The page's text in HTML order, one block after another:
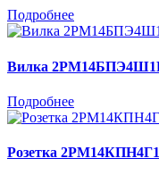
Подробнее
Вилка
Подробнее
Розетка